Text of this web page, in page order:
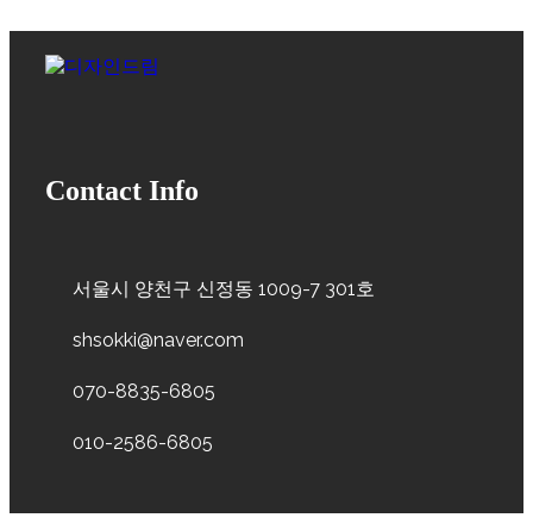
Contact Info
서울시 양천구 신정동 1009-7 301호
shsokki@naver.com
070-8835-6805
010-2586-6805